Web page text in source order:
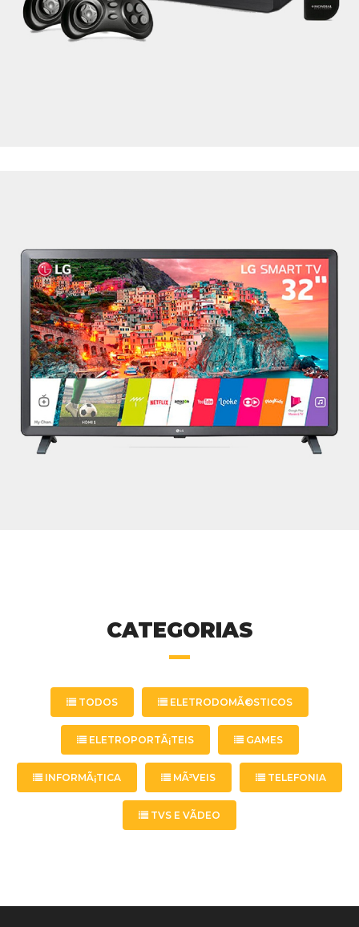
CATEGORIAS
TODOS ELETRODOMÃ©STICOS
ELETROPORTÃ¡TEIS GAMES
INFORMÃ¡TICA MÃ³VEIS TELEFONIA
TVS E VÃ­DEO